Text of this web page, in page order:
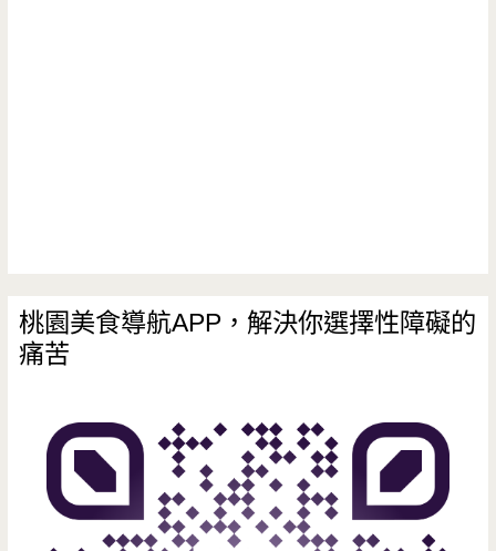
桃園美食導航APP，解決你選擇性障礙的
痛苦